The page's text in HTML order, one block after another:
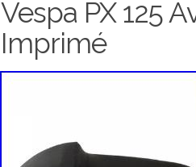
Vespa PX 125
Imprimé